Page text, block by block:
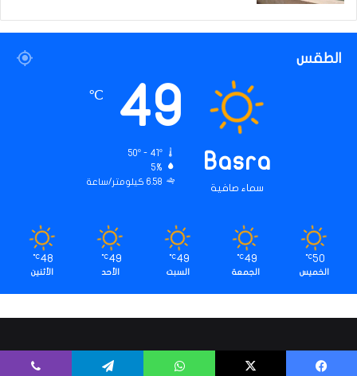
الطقس
Basra
سماء صافية
49
℃
50º - 41º
5%
6.58 كيلومتر/ساعة
50
℃
الخميس
49
℃
الجمعة
49
℃
السبت
49
℃
الأحد
48
℃
الأثنين